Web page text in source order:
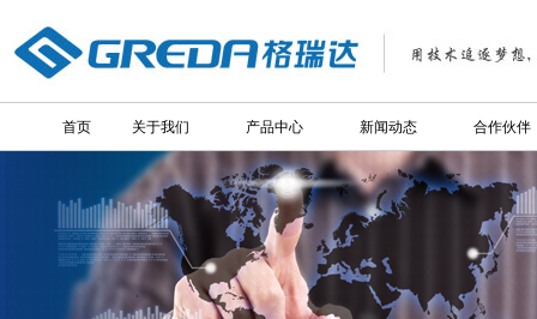
首页 关于我们 产品中心 新闻动态 合作伙伴